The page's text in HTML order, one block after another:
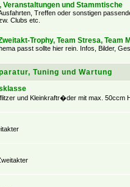
Veranstaltungen und Stammtische
Treffen oder sonstigen
Clubs etc.
Trophy, Team Stresa, Team
passt sollte hier rein. Infos, Bilder,
Tuning und Wartung
und Kleinkraftr�der mit max. 50ccm